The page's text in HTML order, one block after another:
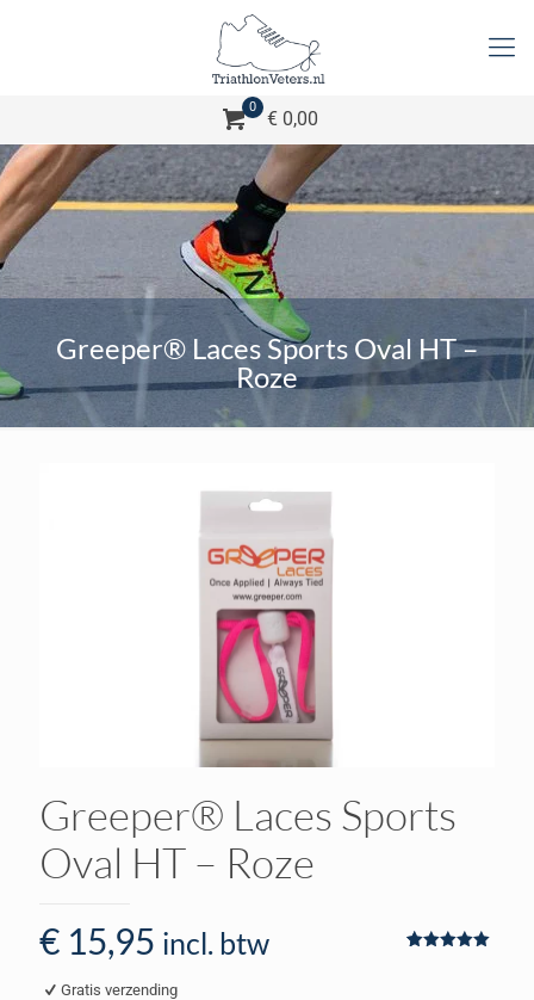
0
€ 0,00
Greeper® Laces Sports Oval HT –
Roze
Greeper® Laces Sports
Oval HT – Roze
€ 15,95 incl. btw
Gratis verzending